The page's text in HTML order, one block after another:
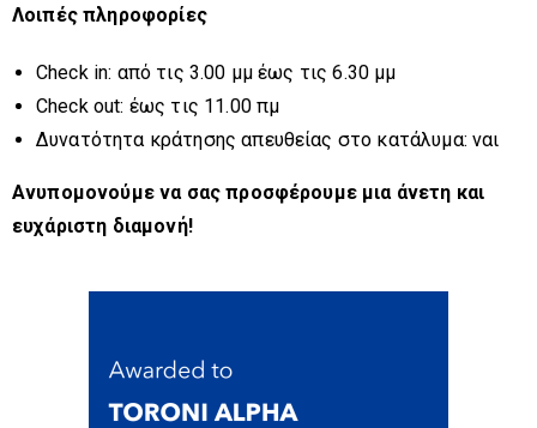
Λοιπές πληροφορίες
Check in: από τις 3.00 μμ έως τις 6.30 μμ
Check out: έως τις 11.00 πμ
Δυνατότητα κράτησης απευθείας στο κατάλυμα: ναι
Ανυπομονούμε να σας προσφέρουμε μια άνετη και
ευχάριστη διαμονή!